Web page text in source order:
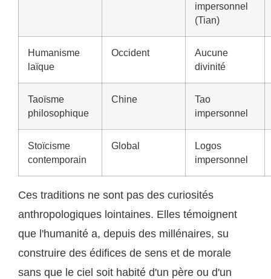
impersonnel
(Tian)
Humanisme
laïque
Occident
Aucune
divinité
Taoïsme
philosophique
Chine
Tao
impersonnel
Stoïcisme
contemporain
Global
Logos
impersonnel
Ces traditions ne sont pas des curiosités
anthropologiques lointaines. Elles témoignent
que l'humanité a, depuis des millénaires, su
construire des édifices de sens et de morale
sans que le ciel soit habité d'un père ou d'un